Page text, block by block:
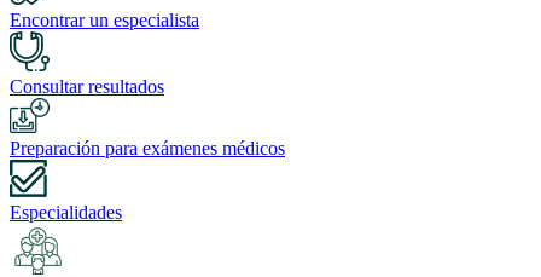
Encontrar un especialista
Consultar resultados
Preparación para exámenes médicos
Especialidades